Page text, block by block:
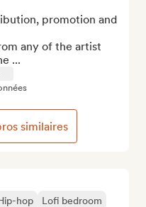
hop
Lofi bedroom
promotion and
any of the artist
...
similaires